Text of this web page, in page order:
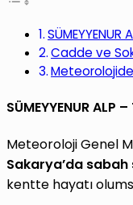
SÜMEYYENUR
Cadde ve
SÜMEYYENUR ALP –
Meteoroloji Genel
Sakarya’da
kentte hayatı